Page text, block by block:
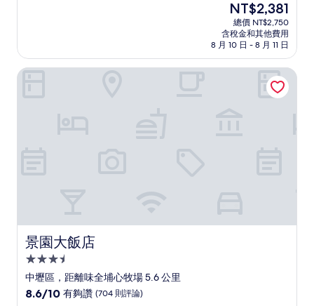
好
極
現
在
價
格
為
NT$2,381
NT$2,381
總價 NT$2,750
含稅金和其他費用
8 月 10 日 - 8 月 11 日
景園大飯店
景園大飯店
3.5
星
級
中壢區，距離味全埔心牧場 5.6 公里
8.6
8.6/10 有夠讚 (704 則評論)
景園大飯店